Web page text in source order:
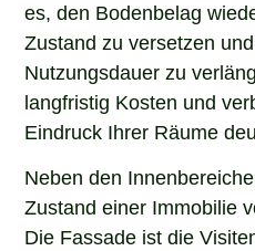
es, den Bodenbelag
Zustand zu versetzen
Nutzungsdauer zu
langfristig Kosten und
Eindruck Ihrer Räume
Neben den
Zustand einer Immobilie
Die Fassade ist die